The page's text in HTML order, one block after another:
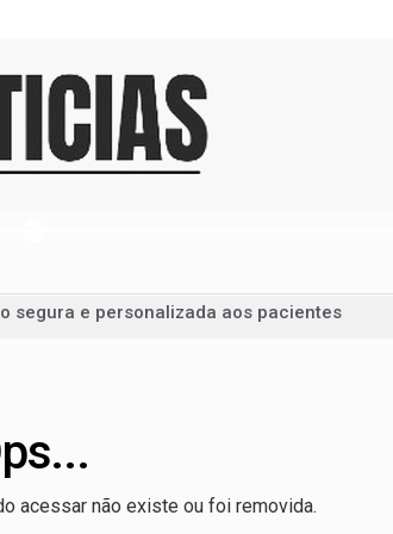
interrompido nesta quinta-feira
8,4 pontos sobre Arruda no DF
risco de incêndio durante o período de
acessar não existe ou foi removida.